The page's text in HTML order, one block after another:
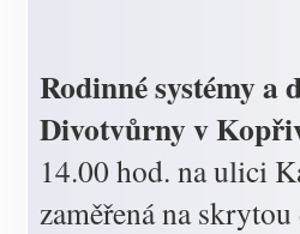
Rodinné systémy a
Divotvůrny v
14.00 hod. na ulici
zaměřená na